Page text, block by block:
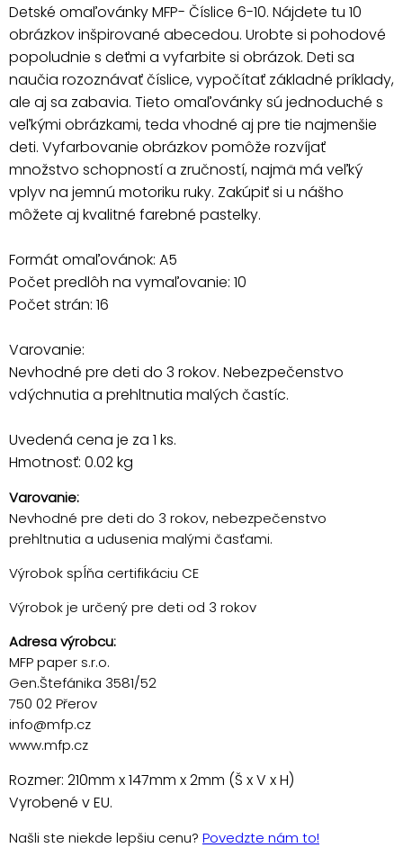
Detské omaľovánky MFP- Číslice 6-10. Nájdete tu 10
obrázkov inšpirované abecedou. Urobte si pohodové
popoludnie s deťmi a vyfarbite si obrázok. Deti sa
naučia rozoznávať číslice, vypočítať základné príklady,
ale aj sa zabavia. Tieto omaľovánky sú jednoduché s
veľkými obrázkami, teda vhodné aj pre tie najmenšie
deti. Vyfarbovanie obrázkov pomôže rozvíjať
množstvo schopností a zručností, najmä má veľký
vplyv na jemnú motoriku ruky. Zakúpiť si u nášho
môžete aj kvalitné farebné pastelky.
Formát omaľovánok: A5
Počet predlôh na vymaľovanie: 10
Počet strán: 16
Varovanie:
Nevhodné pre deti do 3 rokov. Nebezpečenstvo
vdýchnutia a prehltnutia malých častíc.
Uvedená cena je za 1 ks.
Hmotnosť: 0.02 kg
Varovanie:
Nevhodné pre deti do 3 rokov, nebezpečenstvo
prehltnutia a udusenia malými časťami.
Výrobok spĺňa certifikáciu CE
Výrobok je určený pre deti od 3 rokov
Adresa výrobcu:
MFP paper s.r.o.
Gen.Štefánika 3581/52
750 02 Přerov
info@mfp.cz
www.mfp.cz
Rozmer: 210mm x 147mm x 2mm (Š x V x H)
Vyrobené v EU.
Našli ste niekde lepšiu cenu? Povedzte nám to!